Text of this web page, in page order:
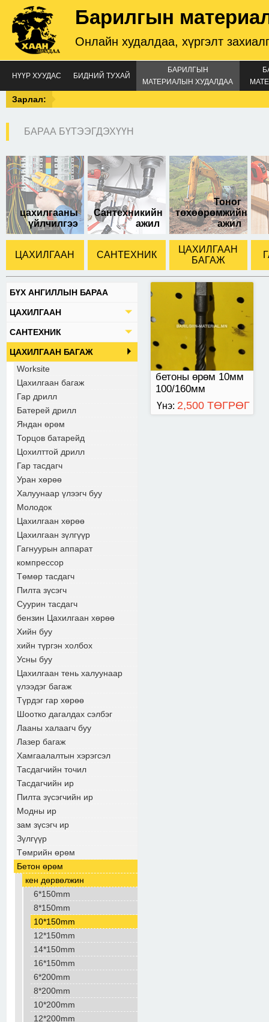
Барилгын
Онлайн худалдаа, хүргэлт
НҮҮР ХУУДАС БИДНИЙ ТУХАЙ
БАРИЛГЫН
МАТЕРИАЛЫН ХУДАЛДАА
Зарлал:
БАРАА БҮТЭЭГДЭХҮҮН
цахилгааны
үйлчилгээ
Сантехникийн
ажил
Тоног
төхөөрөмжийн
ажил
ЦАХИЛГААН САНТЕХНИК
ЦАХИЛГААН
БАГАЖ
БҮХ АНГИЛЛЫН БАРАА
ЦАХИЛГААН
САНТЕХНИК
ЦАХИЛГААН БАГАЖ
Worksite
Цахилгаан багаж
Гар дрилл
Батерей дрилл
Яндан өрөм
Торцов батарейд
Цохилттой дрилл
Гар тасдагч
Уран хөрөө
Халуунаар үлээгч буу
Молодок
Цахилгаан хөрөө
Цахилгаан зүлгүүр
Гагнуурын аппарат
компрессор
Төмөр тасдагч
Пилта зүсэгч
Суурин тасдагч
бензин Цахилгаан хөрөө
Хийн буу
хийн түргэн холбох
Усны буу
Цахилгаан тень халуунаар
үлээдэг багаж
Түрдэг гар хөрөө
Шоотко дагалдах сэлбэг
Лааны халаагч буу
Лазер багаж
Хамгаалалтын хэрэгсэл
Тасдагчийн точил
Тасдагчийн ир
Пилта зүсэгчийн ир
Модны ир
зам зүсэгч ир
Зүлгүүр
Төмрийн өрөм
Бетон өрөм
кен дөрвөлжин
6*150mm
8*150mm
10*150mm
12*150mm
14*150mm
16*150mm
6*200mm
8*200mm
10*200mm
12*200mm
бетоны өрөм 10мм
100/160мм
кен оролттой
Үнэ: 2,500 ТӨГРӨГ